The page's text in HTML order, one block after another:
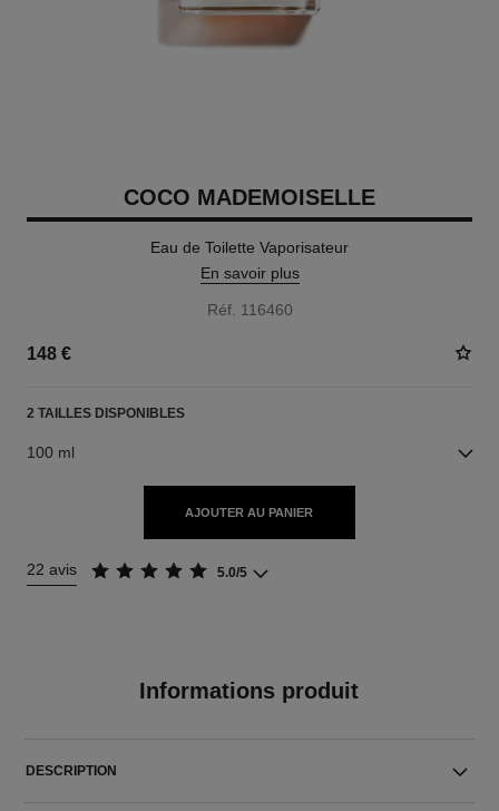
COCO MADEMOISELLE
Eau de Toilette Vaporisateur
En savoir plus
Réf. 116460
148 €
2 TAILLES DISPONIBLES
100 ml
AJOUTER AU PANIER
22 avis 5.0/5
Informations produit
DESCRIPTION